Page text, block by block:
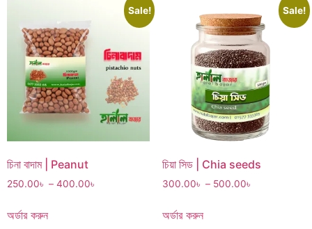
Sale!
চিনা বাদাম | Peanut
250.00৳ – 400.00৳
অর্ডার করুন
Sale!
চিয়া সিড | Chia seeds
300.00৳ – 500.00৳
অর্ডার করুন